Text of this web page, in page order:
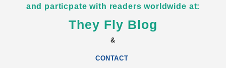
and particpate with readers worldwide at:
They Fly Blog
&
CONTACT